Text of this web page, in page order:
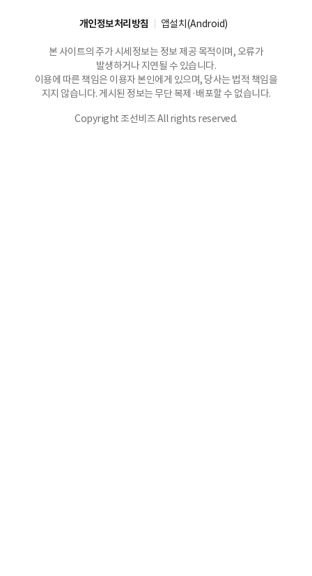
개인정보처리방침 앱설치(Android)
본 사이트의 주가 시세정보는 정보 제공 목적이며, 오류가
발생하거나 지연될 수 있습니다.
이용에 따른 책임은 이용자 본인에게 있으며, 당사는 법적 책임을
지지 않습니다. 게시된 정보는 무단 복제·배포할 수 없습니다.
Copyright 조선비즈 All rights reserved.